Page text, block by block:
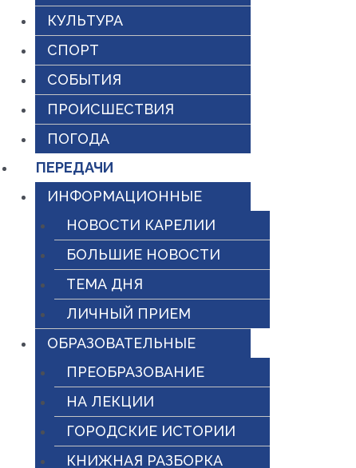
КУЛЬТУРА
СПОРТ
СОБЫТИЯ
ПРОИСШЕСТВИЯ
ПОГОДА
ПЕРЕДАЧИ
ИНФОРМАЦИОННЫЕ
НОВОСТИ КАРЕЛИИ
БОЛЬШИЕ НОВОСТИ
ТЕМА ДНЯ
ЛИЧНЫЙ ПРИЕМ
ОБРАЗОВАТЕЛЬНЫЕ
ПРЕОБРАЗОВАНИЕ
НА ЛЕКЦИИ
ГОРОДСКИЕ ИСТОРИИ
КНИЖНАЯ РАЗБОРКА